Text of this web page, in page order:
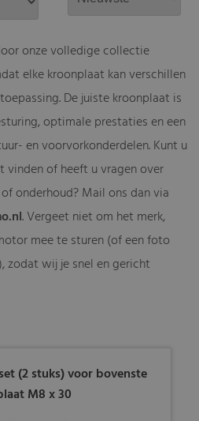
onze volledige collectie
elke kroonplaat kan verschillen
De juiste kroonplaat is
optimale prestaties en een
en voorvorkonderdelen. Kunt u
vinden of heeft u vragen over
onderhoud? Mail ons dan via
. Vergeet niet om het merk,
mee te sturen (of een foto
zodat wij je snel en gericht
(2 stuks) voor bovenste
M8 x 30